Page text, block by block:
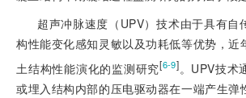
超声冲脉速度（UPV）技术由于具有自
构性能变化感知灵敏以及功耗低等优势，近
土结构性能演化的监测研究[6-9]。UPV技术
或埋入结构内部的压电驱动器在一端产生弹